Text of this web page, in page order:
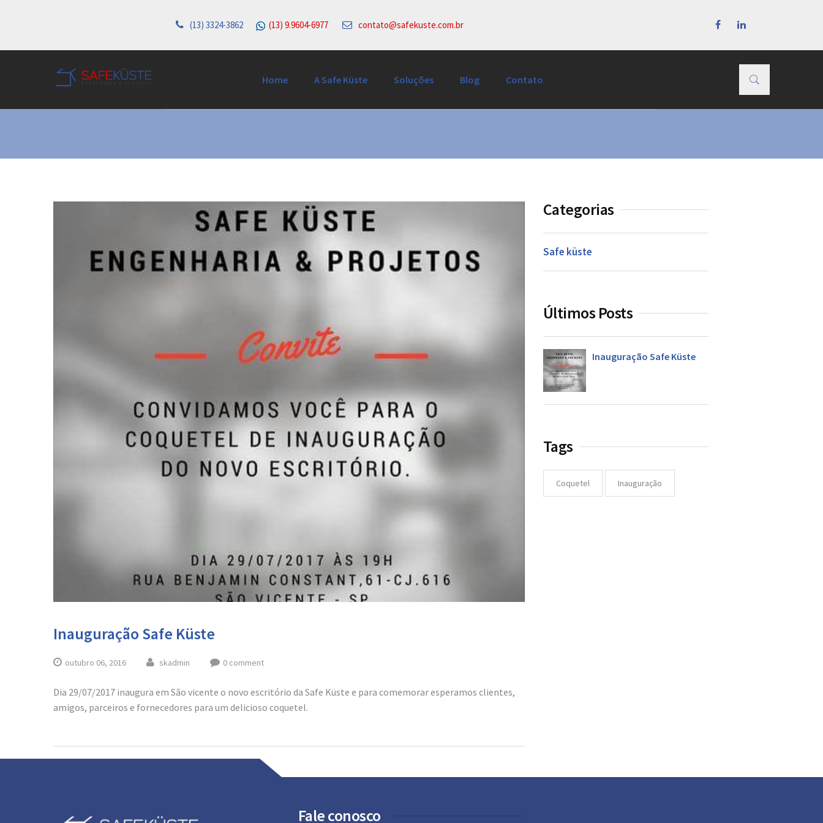
(13) 3324-3862 (13) 9.9604-6977 contato@safekuste.com.br
Home A Safe Küste Soluções Blog Contato
Categoria: Safe küste
Inauguração Safe Küste
outubro 06, 2016 skadmin 0 comment
Dia 29/07/2017 inaugura em São vicente o novo escritório da Safe Küste e para comemorar esperamos clientes,
amigos, parceiros e fornecedores para um delicioso coquetel.
Categorias
Safe küste
Últimos Posts
Inauguração Safe Küste
Tags
Coquetel Inauguração
Fale conosco